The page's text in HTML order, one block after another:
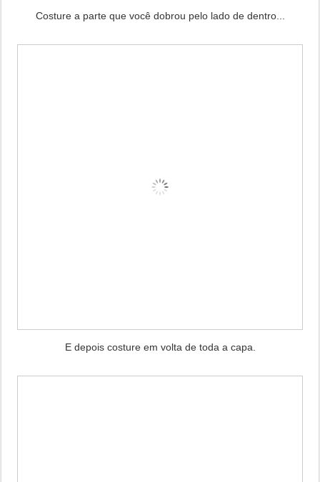
Costure a parte que você dobrou pelo lado de dentro...
E depois costure em volta de toda a capa.